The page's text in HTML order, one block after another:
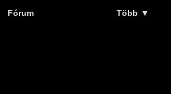
Fórum Több ▼